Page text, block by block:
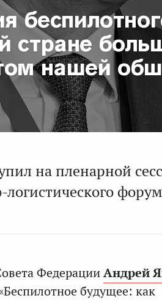
стране
нашей
на пленарной
ФедерацииАндрей
будущее: как